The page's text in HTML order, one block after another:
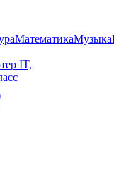
МатематикаМузыка
IT,